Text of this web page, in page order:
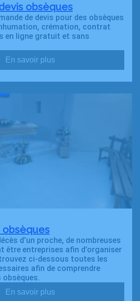
obsèques
de devis pour des obsèques
crémation, contrat
en ligne gratuit et sans
En savoir plus
obsèques
d’un proche, de nombreuses
être entreprises afin d’organiser
ci-dessous toutes les
afin de comprendre
obsèques.
En savoir plus